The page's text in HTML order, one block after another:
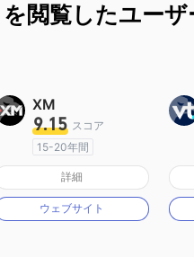
を閲覧したユー
XM
9.15 スコア
15-20年間
オーストラリア規制
マーケットメイキングライセンス（MM）
詳細
ウェブサイト